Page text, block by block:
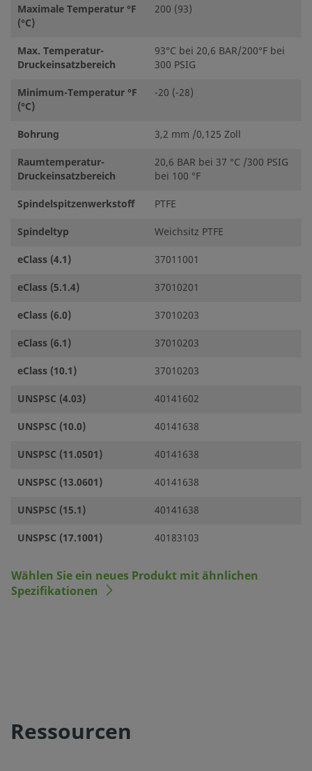
Maximale Temperatur °F
(°C)
200 (93)
Max. Temperatur-
Druckeinsatzbereich
93°C bei 20,6 BAR/200°F bei
300 PSIG
Minimum-Temperatur °F
(°C)
-20 (-28)
Bohrung
3,2 mm /0,125 Zoll
Raumtemperatur-
Druckeinsatzbereich
20,6 BAR bei 37 °C /300 PSIG
bei 100 °F
Spindelspitzenwerkstoff
PTFE
Spindeltyp
Weichsitz PTFE
eClass (4.1)
37011001
eClass (5.1.4)
37010201
eClass (6.0)
37010203
eClass (6.1)
37010203
eClass (10.1)
37010203
UNSPSC (4.03)
40141602
UNSPSC (10.0)
40141638
UNSPSC (11.0501)
40141638
UNSPSC (13.0601)
40141638
UNSPSC (15.1)
40141638
UNSPSC (17.1001)
40183103
Wählen Sie ein neues Produkt mit ähnlichen
Spezifikationen
Ressourcen